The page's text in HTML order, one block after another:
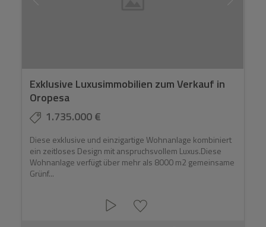
Exklusive Luxusimmobilien zum Verkauf in
Oropesa
1.735.000 €
Diese exklusive und einzigartige Wohnanlage kombiniert
ein zeitloses Design mit anspruchsvollem Luxus.Diese
Wohnanlage verfügt über mehr als 8000 m2 gemeinsame
Grünf...